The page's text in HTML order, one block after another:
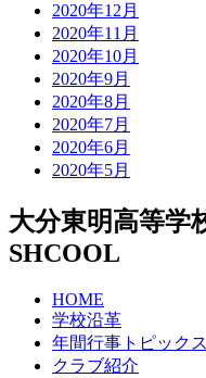
2020年12月
2020年11月
2020年10月
2020年9月
2020年8月
2020年7月
2020年6月
2020年5月
大分東明高等学
SHCOOL
HOME
学校沿革
年間行事トピックス
クラブ紹介